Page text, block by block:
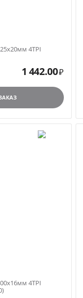
4TPI
1 442.00₽
4TPI